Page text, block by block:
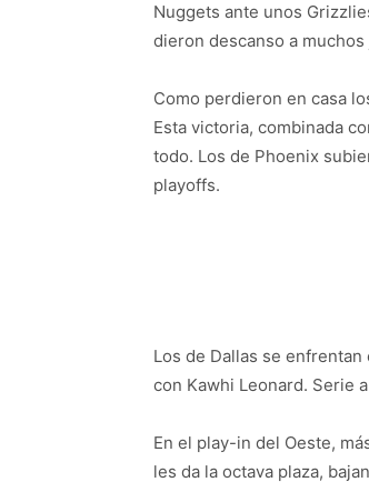
Nuggets ante unos
dieron descanso a
Como perdieron en casa
Esta victoria, combinada
todo. Los de Phoenix
playoffs.
Los de Dallas se
con Kawhi Leonard. Serie
En el play-in del Oeste,
les da la octava plaza,